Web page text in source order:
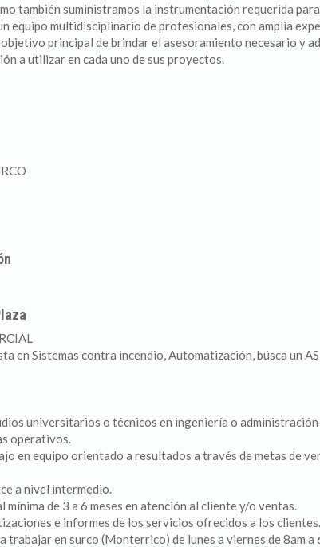
también suministramos la instrumentación requerida
equipo multidisciplinario de profesionales, con amplia
principal de brindar el asesoramiento necesario y
a utilizar en cada uno de sus proyectos.
en Sistemas contra incendio, Automatización, búsca un
universitarios o técnicos en ingeniería o administración
operativos.
en equipo orientado a resultados a través de metas de
a nivel intermedio.
mínima de 3 a 6 meses en atención al cliente y/o ventas.
e informes de los servicios ofrecidos a los clientes.
trabajar en surco (Monterrico) de lunes a viernes de 8am a